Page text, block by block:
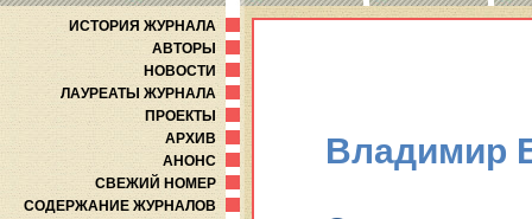
ИСТОРИЯ ЖУРНАЛА
АВТОРЫ
НОВОСТИ
ЛАУРЕАТЫ ЖУРНАЛА
ПРОЕКТЫ
АРХИВ
АНОНС
СВЕЖИЙ НОМЕР
СОДЕРЖАНИЕ ЖУРНАЛОВ
Владимир